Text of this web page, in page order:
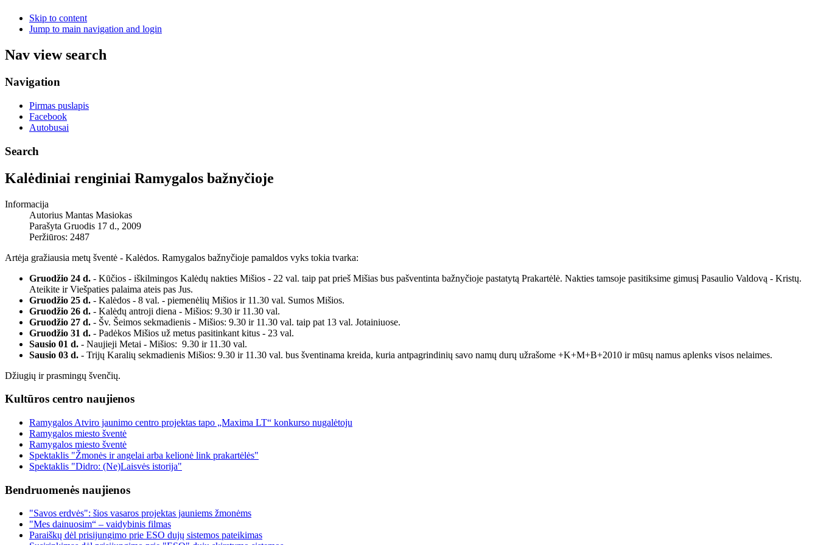
Skip to content
Jump to main navigation and login
Nav view search
Navigation
Pirmas puslapis
Facebook
Autobusai
Search
Kalėdiniai renginiai Ramygalos bažnyčioje
Informacija
Autorius Mantas Masiokas
Parašyta Gruodis 17 d., 2009
Peržiūros: 2487
Artėja gražiausia metų šventė - Kalėdos. Ramygalos bažnyčioje pamaldos vyks tokia tvarka:
Gruodžio 24 d. - Kūčios - iškilmingos Kalėdų nakties Mišios - 22 val. taip pat prieš Mišias bus pašventinta bažnyčioje pastatytą Prakartėlė. Nakties tamsoje pasitiksime gimusį Pasaulio Valdovą - Kristų.
Ateikite ir Viešpaties palaima ateis pas Jus.
Gruodžio 25 d. - Kalėdos - 8 val. - piemenėlių Mišios ir 11.30 val. Sumos Mišios.
Gruodžio 26 d. - Kalėdų antroji diena - Mišios: 9.30 ir 11.30 val.
Gruodžio 27 d. - Šv. Šeimos sekmadienis - Mišios: 9.30 ir 11.30 val. taip pat 13 val. Jotainiuose.
Gruodžio 31 d. - Padėkos Mišios už metus pasitinkant kitus - 23 val.
Sausio 01 d. - Naujieji Metai - Mišios: 9.30 ir 11.30 val.
Sausio 03 d. - Trijų Karalių sekmadienis Mišios: 9.30 ir 11.30 val. bus šventinama kreida, kuria antpagrindinių savo namų durų užrašome +K+M+B+2010 ir mūsų namus aplenks visos nelaimes.
Džiugių ir prasmingų švenčių.
Kultūros centro naujienos
Ramygalos Atviro jaunimo centro projektas tapo „Maxima LT“ konkurso nugalėtoju
Ramygalos miesto šventė
Ramygalos miesto šventė
Spektaklis "Žmonės ir angelai arba kelionė link prakartėlės"
Spektaklis "Didro: (Ne)Laisvės istorija"
Bendruomenės naujienos
"Savos erdvės": šios vasaros projektas jauniems žmonėms
"Mes dainuosim“ – vaidybinis filmas
Paraiškų dėl prisijungimo prie ESO dujų sistemos pateikimas